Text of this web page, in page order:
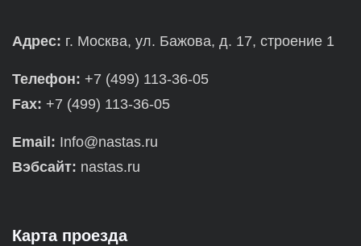
Адрес: г. Москва, ул. Бажова, д. 17, строение 1
Телефон: +7 (499) 113-36-05
Fax: +7 (499) 113-36-05
Email: Info@nastas.ru
Вэбсайт: nastas.ru
Карта проезда